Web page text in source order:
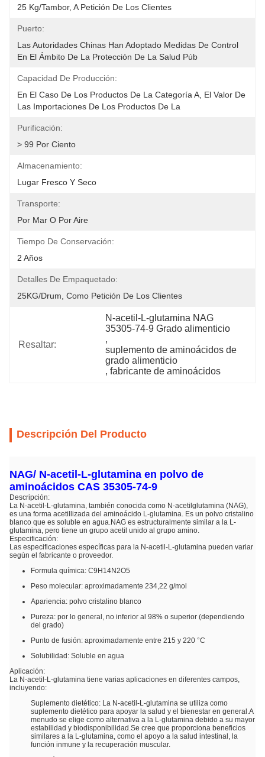
25 Kg/tambor, A Petición De Los Clientes
Puerto:
Las Autoridades Chinas Han Adoptado Medidas De Control
En El Ámbito De La Protección De La Salud Púb
Capacidad De Producción:
En El Caso De Los Productos De La Categoría A, El Valor De
Las Importaciones De Los Productos De La
Purificación:
> 99 Por Ciento
Almacenamiento:
Lugar Fresco Y Seco
Transporte:
Por Mar O Por Aire
Tiempo De Conservación:
2 Años
Detalles De Empaquetado:
25KG/Drum, Como Petición De Los Clientes
Resaltar:
N-acetil-L-glutamina NAG
35305-74-9 Grado alimenticio
,
suplemento de aminoácidos de
grado alimenticio
, fabricante de aminoácidos
Descripción Del Producto
NAG/ N-acetil-L-glutamina en polvo de
aminoácidos CAS 35305-74-9
Descripción:
La N-acetil-L-glutamina, también conocida como N-acetilglutamina (NAG),
es una forma acetillizada del aminoácido L-glutamina. Es un polvo cristalino
blanco que es soluble en agua.NAG es estructuralmente similar a la L-
glutamina, pero tiene un grupo acetil unido al grupo amino.
Especificación:
Las especificaciones específicas para la N-acetil-L-glutamina pueden variar
según el fabricante o proveedor.
Formula química: C9H14N2O5
Peso molecular: aproximadamente 234,22 g/mol
Apariencia: polvo cristalino blanco
Pureza: por lo general, no inferior al 98% o superior (dependiendo
del grado)
Punto de fusión: aproximadamente entre 215 y 220 °C
Solubilidad: Soluble en agua
Aplicación:
La N-acetil-L-glutamina tiene varias aplicaciones en diferentes campos,
incluyendo:
Suplemento dietético: La N-acetil-L-glutamina se utiliza como
suplemento dietético para apoyar la salud y el bienestar en general.A
menudo se elige como alternativa a la L-glutamina debido a su mayor
estabilidad y biodisponibilidad.Se cree que proporciona beneficios
similares a la L-glutamina, como el apoyo a la salud intestinal, la
función inmune y la recuperación muscular.